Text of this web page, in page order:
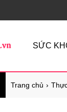
SỨC
Trang chủ